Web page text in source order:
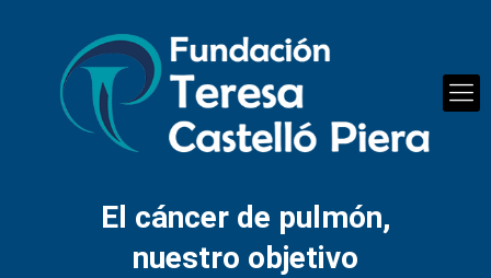
El cáncer de pulmón,
nuestro objetivo